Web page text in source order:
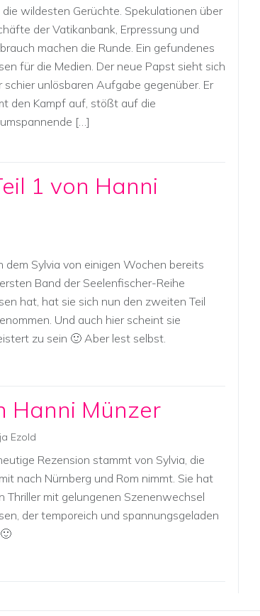
die wildesten Gerüchte. Spekulationen über
der Vatikanbank, Erpressung und
machen die Runde. Ein gefundenes
für die Medien. Der neue Papst sieht sich
schier unlösbaren Aufgabe gegenüber. Er
den Kampf auf, stößt auf die
[…]
1 von Hanni
dem Sylvia von einigen Wochen bereits
Band der Seelenfischer-Reihe
hat, hat sie sich nun den zweiten Teil
Und auch hier scheint sie
zu sein 🙂 Aber lest selbst.
Hanni Münzer
Ezold
Rezension stammt von Sylvia, die
nach Nürnberg und Rom nimmt. Sie hat
Thriller mit gelungenen Szenenwechsel
der temporeich und spannungsgeladen